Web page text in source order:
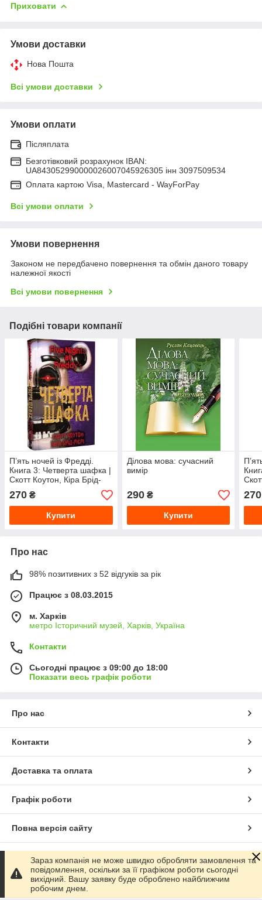
Приховати
Умови доставки
Нова Пошта
Всі умови доставки
Умови оплати
Післяплата
Безготівковий розрахунок IBAN:
UA843052990000026007045926305 інн 3097509534
Оплата картою Visa, Mastercard - WayForPay
Всі умови оплати
Умови повернення
Законом не передбачено повернення та обмін даного товару
належної якості
Всі умови повернення
Подібні товари компанії
П’ять ночей із Фредді.
Книга 3: Четверта шафка |
Скотт Коутон, Кіра Брід-
Ріслі
270 ₴
Купити
Ділова мова: сучасний
вимір
290₴
Купити
Ріслі
270
Про нас
98% позитивних з 52 відгуків за рік
Працює з 08.03.2015
м. Харків
метро Історичний музей, Харків, Україна
Контакти
Сьогодні працює з 09:00 до 18:00
Показати весь графік роботи
Про нас
Контакти
Доставка та оплата
Графік роботи
Повна версія сайту
Сайт створено на маркетплейсіProm.ua
Політика конфіденційності
Зараз компанія не може швидко обробляти замовлення та
повідомлення, оскільки за її графіком роботи сьогодні
вихідний. Вашу заявку буде оброблено найближчим
робочим днем.